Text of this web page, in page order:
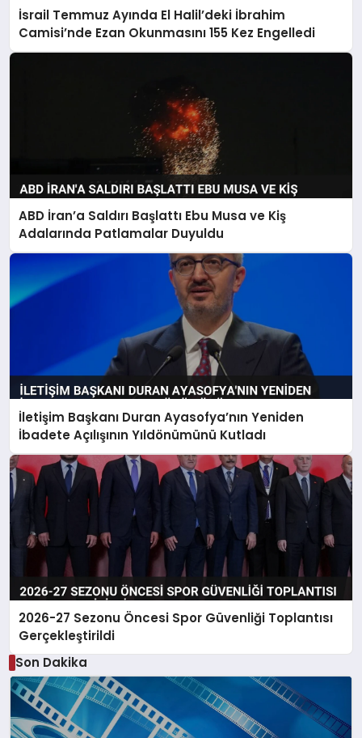
İsrail Temmuz Ayında El Halil’deki İbrahim
Camisi’nde Ezan Okunmasını 155 Kez Engelledi
ABD İran’a Saldırı Başlattı Ebu Musa ve Kiş
Adalarında Patlamalar Duyuldu
İletişim Başkanı Duran Ayasofya’nın Yeniden
İbadete Açılışının Yıldönümünü Kutladı
2026-27 Sezonu Öncesi Spor Güvenliği Toplantısı
Gerçekleştirildi
Son Dakika